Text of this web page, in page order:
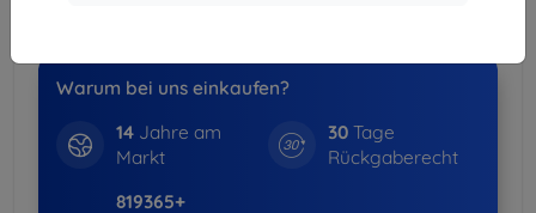
Warum bei uns einkaufen?
14Jahre am
Markt
30 Tage
Rückgaberecht
819365+